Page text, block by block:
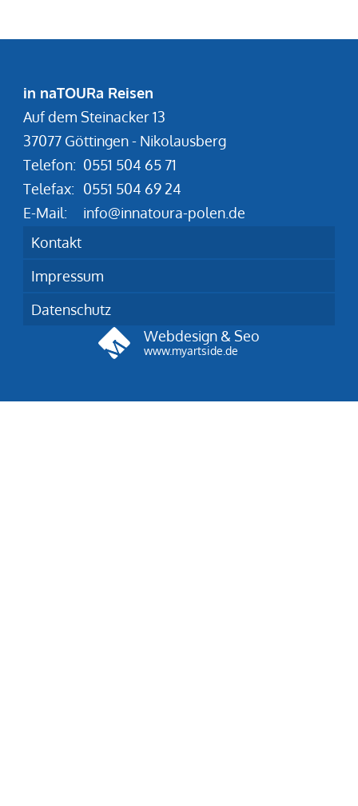
in naTOURa Reisen
Auf dem Steinacker 13
37077 Göttingen - Nikolausberg
Telefon: 0551 504 65 71
Telefax: 0551 504 69 24
E-Mail:
info@innatoura-polen.de
Kontakt
Impressum
Datenschutz
Webdesign & Seo
www.myartside.de